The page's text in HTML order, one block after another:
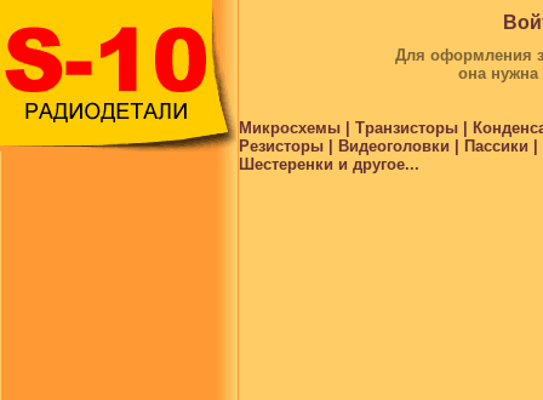
Для оформления
она
Микросхемы | Транзисторы |
Резисторы | Видеоголовки |
Шестеренки и другое...